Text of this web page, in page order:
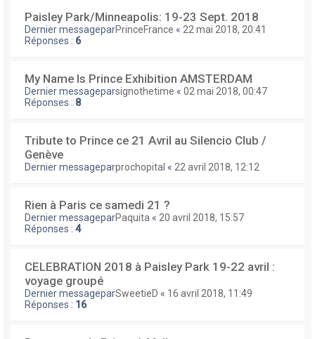
Paisley Park/Minneapolis: 19-23 Sept. 2018
Dernier messageparPrinceFrance « 22 mai 2018, 20:41
Réponses : 6
My Name Is Prince Exhibition AMSTERDAM
Dernier messageparsignothetime « 02 mai 2018, 00:47
Réponses : 8
Tribute to Prince ce 21 Avril au Silencio Club /
Genève
Dernier messageparprochopital « 22 avril 2018, 12:12
Rien à Paris ce samedi 21 ?
Dernier messageparPaquita « 20 avril 2018, 15:57
Réponses : 4
CELEBRATION 2018 à Paisley Park 19-22 avril :
voyage groupé
Dernier messageparSweetieD « 16 avril 2018, 11:49
Réponses : 16